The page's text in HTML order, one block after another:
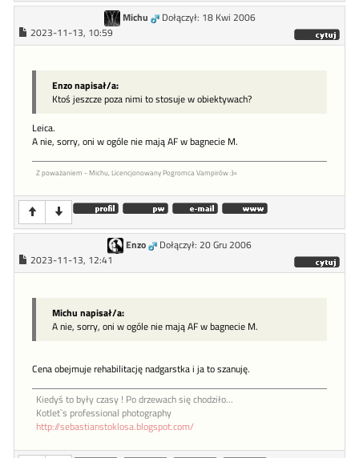
Michu
Dołączył: 18 Kwi 2006
2023-11-13, 10:59
Enzo napisał/a:
Ktoś jeszcze poza nimi to stosuje w obiektywach?
Leica.
A nie, sorry, oni w ogóle nie mają AF w bagnecie M.
Z poważaniem - Michu, Licencjonowany Pogromca Vampirów :)=
Enzo
Dołączył: 20 Gru 2006
2023-11-13, 12:41
Michu napisał/a:
A nie, sorry, oni w ogóle nie mają AF w bagnecie M.
Cena obejmuje rehabilitację nadgarstka i ja to szanuję.
Kiedyś to były czasy ! Po drzewach się chodziło...
Kotlet`s professional photography
http://sebastianstoklosa.blogspot.com/